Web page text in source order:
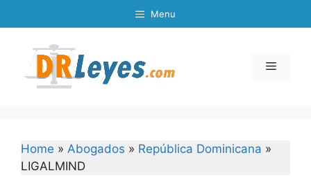
to
Menu
Menu
Home » Abogados » República Dominicana »
LIGALMIND